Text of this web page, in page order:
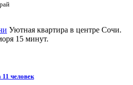
Уютная квартира в центре Сочи.
15 минут.
человек